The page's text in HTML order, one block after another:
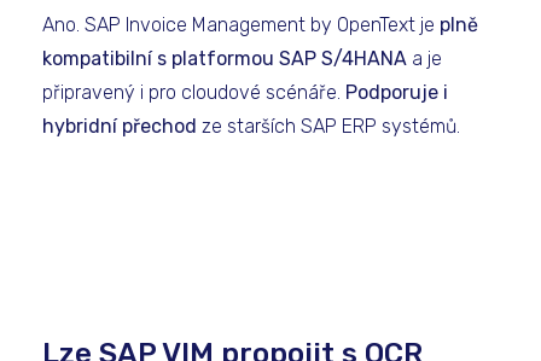
Ano. SAP Invoice Management by OpenText je plně
kompatibilní s platformou SAP S/4HANA a je
připravený i pro cloudové scénáře. Podporuje i
hybridní přechod ze starších SAP ERP systémů.
Lze SAP VIM propojit s OCR